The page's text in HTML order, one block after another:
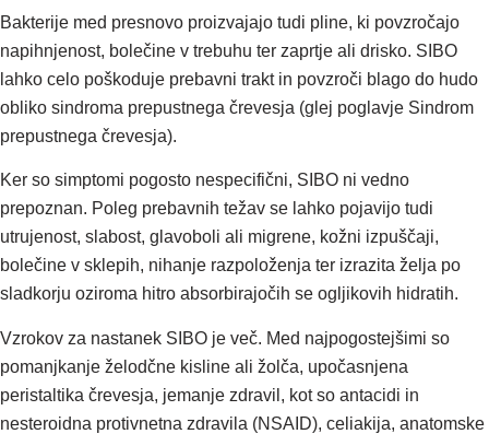
Bakterije med presnovo proizvajajo tudi pline, ki povzročajo
napihnjenost, bolečine v trebuhu ter zaprtje ali drisko. SIBO
lahko celo poškoduje prebavni trakt in povzroči blago do hudo
obliko sindroma prepustnega črevesja (glej poglavje Sindrom
prepustnega črevesja).
Ker so simptomi pogosto nespecifični, SIBO ni vedno
prepoznan. Poleg prebavnih težav se lahko pojavijo tudi
utrujenost, slabost, glavoboli ali migrene, kožni izpuščaji,
bolečine v sklepih, nihanje razpoloženja ter izrazita želja po
sladkorju oziroma hitro absorbirajočih se ogljikovih hidratih.
Vzrokov za nastanek SIBO je več. Med najpogostejšimi so
pomanjkanje želodčne kisline ali žolča, upočasnjena
peristaltika črevesja, jemanje zdravil, kot so antacidi in
nesteroidna protivnetna zdravila (NSAID), celiakija, anatomske